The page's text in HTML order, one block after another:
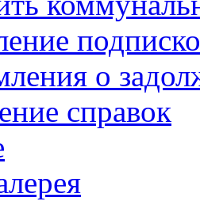
о
справок